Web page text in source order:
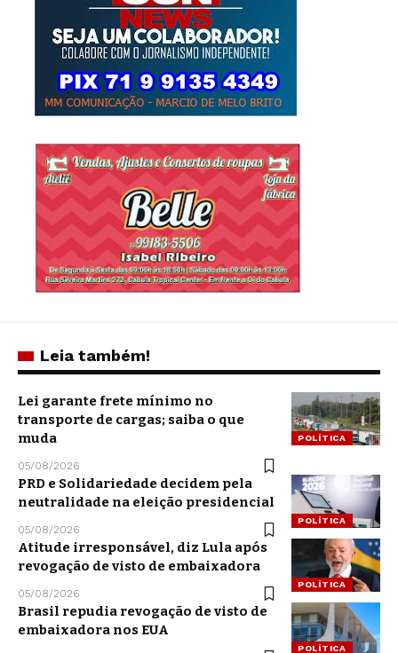
Leia também!
POLÍTICA
Lei garante frete mínimo no
transporte de cargas; saiba o que
muda
05/08/2026
POLÍTICA
PRD e Solidariedade decidem pela
neutralidade na eleição presidencial
05/08/2026
POLÍTICA
Atitude irresponsável, diz Lula após
revogação de visto de embaixadora
05/08/2026
POLÍTICA
Brasil repudia revogação de visto de
embaixadora nos EUA